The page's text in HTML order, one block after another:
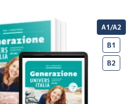
A1/A2
B1
B2